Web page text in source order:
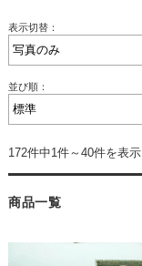
表示切替：
並び順：
172件中1件～40件を表示
商品一覧